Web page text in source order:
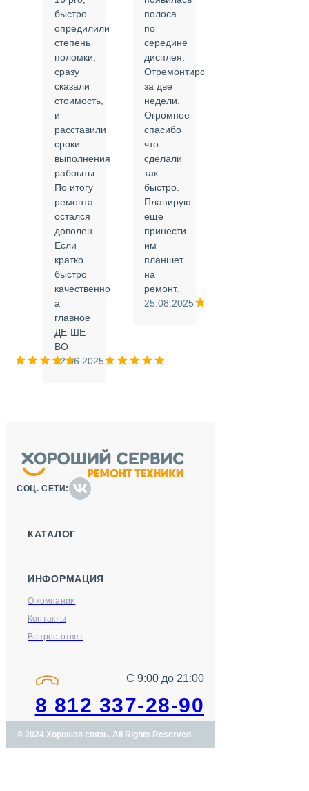
быстро
опредилили
степень
поломки,
сразу
сказали
стоимость,
и
расставили
сроки
выполнения
рабоыты.
По итогу
ремонта
остался
доволен.
Если
кратко
быстро
качественно
а
главное
ДЕ-ШЕ-
ВО
12.06.2025
полоса
по
середине
дисплея.
Отремонтировали
за две
недели.
Огромное
спасибо
что
сделали
так
быстро.
Планирую
еще
принести
им
планшет
на
ремонт.
25.08.2025
СОЦ. СЕТИ:
КАТАЛОГ
ИНФОРМАЦИЯ
О компании
Контакты
Вопрос-ответ
С 9:00 до 21:00
8 812 337-28-90
© 2024 Хорошая связь. All Rights Reserved